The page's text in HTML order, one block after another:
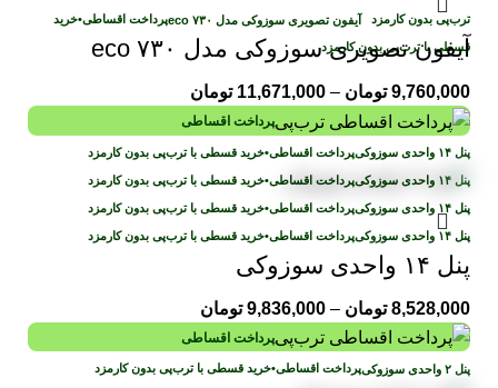
ترب‌پی بدون کارمزد پرداخت اقساطی•خرید
قسطی با ترب‌پی بدون کارمزد
آیفون تصویری سوزوکی مدل eco ۷۳۰
9,760,000 تومان –
11,671,000 تومان
پرداخت اقساطی
پرداخت اقساطی•خرید قسطی با ترب‌پی بدون کارمزد
پرداخت اقساطی•خرید قسطی با ترب‌پی بدون کارمزد
پرداخت اقساطی•خرید قسطی با ترب‌پی بدون کارمزد
پرداخت اقساطی•خرید قسطی با ترب‌پی بدون کارمزد
پنل ۱۴ واحدی سوزوکی
8,528,000 تومان –
9,836,000 تومان
پرداخت اقساطی
پرداخت اقساطی•خرید قسطی با ترب‌پی بدون کارمزد